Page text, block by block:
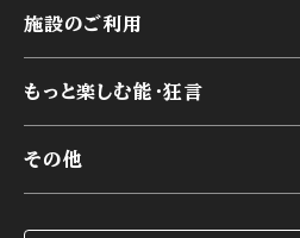
横浜能楽堂が取り組んだ事業
能舞台の歴史と特徴
様々なお客様に向けて
本舞台座席
交通アクセス
アーカイブ
施設のご利用
第二舞台
研修室
楽屋
もっと楽しむ能・狂言
その他